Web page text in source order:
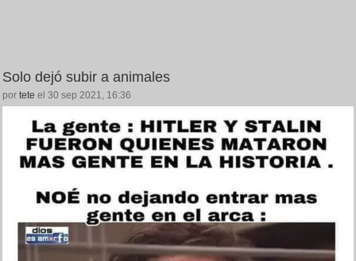
Solo dejó subir a animales
por tete el 30 sep 2021, 16:36